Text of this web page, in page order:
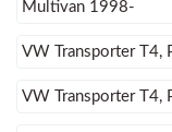
Multivan 1998-
VW Transporter T4,
VW Transporter T4,